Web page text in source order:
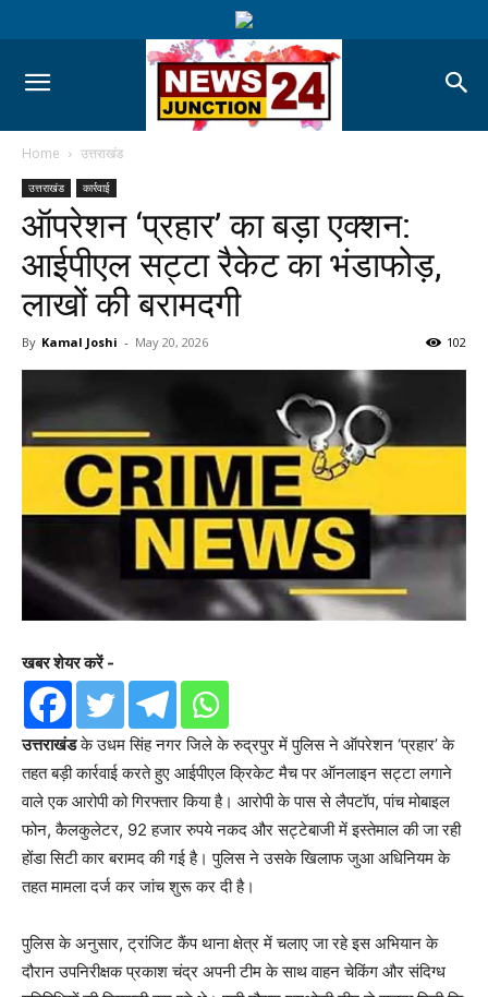
Home उत्तराखंड
उत्तराखंड कार्रवाई
ऑपरेशन ‘प्रहार’ का बड़ा एक्शन:
आईपीएल सट्टा रैकेट का भंडाफोड़,
लाखों की बरामदगी
By Kamal Joshi - May 20, 2026 102
खबर शेयर करें -
उत्तराखंडके उधम सिंह नगर जिले के रुद्रपुर में पुलिस ने ऑपरेशन ‘प्रहार’ के
तहत बड़ी कार्रवाई करते हुए आईपीएल क्रिकेट मैच पर ऑनलाइन सट्टा लगाने
वाले एक आरोपी को गिरफ्तार किया है। आरोपी के पास से लैपटॉप, पांच मोबाइल
फोन, कैलकुलेटर, 92 हजार रुपये नकद और सट्टेबाजी में इस्तेमाल की जा रही
होंडा सिटी कार बरामद की गई है। पुलिस ने उसके खिलाफ जुआ अधिनियम के
तहत मामला दर्ज कर जांच शुरू कर दी है।
पुलिस के अनुसार, ट्रांजिट कैंप थाना क्षेत्र में चलाए जा रहे इस अभियान के
दौरान उपनिरीक्षक प्रकाश चंद्र अपनी टीम के साथ वाहन चेकिंग और संदिग्ध